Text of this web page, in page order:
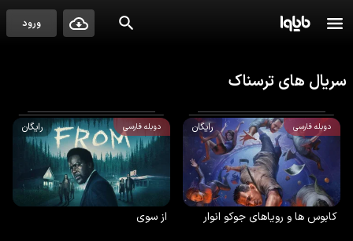
ورود
سریال های ترسناک
دوبله فارسی رایگان
کابوس ها و رویاهای جوکو انوار
دوبله فارسی رایگان
از سوی